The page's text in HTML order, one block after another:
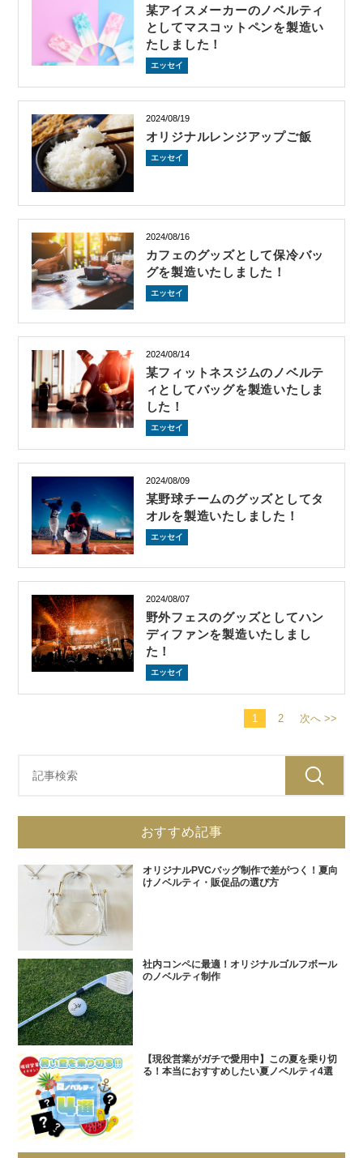
某アイスメーカーのノベルティ
としてマスコットペンを製造い
たしました！
エッセイ
2024/08/19
オリジナルレンジアップご飯
エッセイ
2024/08/16
カフェのグッズとして保冷バッ
グを製造いたしました！
エッセイ
2024/08/14
某フィットネスジムのノベルテ
ィとしてバッグを製造いたしま
した！
エッセイ
2024/08/09
某野球チームのグッズとしてタ
オルを製造いたしました！
エッセイ
2024/08/07
野外フェスのグッズとしてハン
ディファンを製造いたしまし
た！
エッセイ
1 2 次へ >>
おすすめ記事
オリジナルPVCバッグ制作で差がつく！夏向
けノベルティ・販促品の選び方
社内コンペに最適！オリジナルゴルフボール
のノベルティ制作
【現役営業がガチで愛用中】この夏を乗り切
る！本当におすすめしたい夏ノベルティ4選